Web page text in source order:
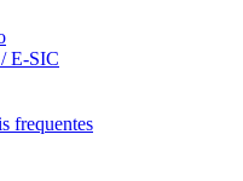
E-SIC
frequentes